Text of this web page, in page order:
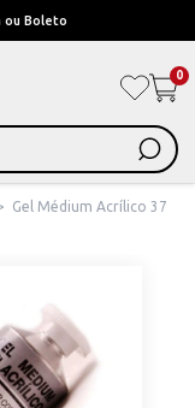
Até 6x sem juros ou ate
0
Gel Médium Acrílico 37